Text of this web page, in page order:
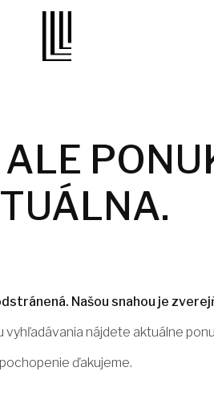
Našou snahou je
vyhľadávania nájdete aktuálne
ďakujeme.